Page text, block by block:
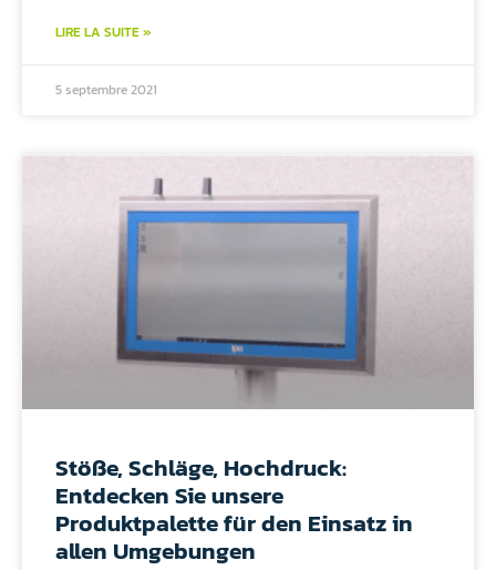
LIRE LA SUITE »
5 septembre 2021
Stöße, Schläge, Hochdruck:
Entdecken Sie unsere
Produktpalette für den Einsatz in
allen Umgebungen